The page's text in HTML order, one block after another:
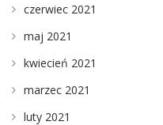
czerwiec 2021
maj 2021
kwiecień 2021
marzec 2021
luty 2021